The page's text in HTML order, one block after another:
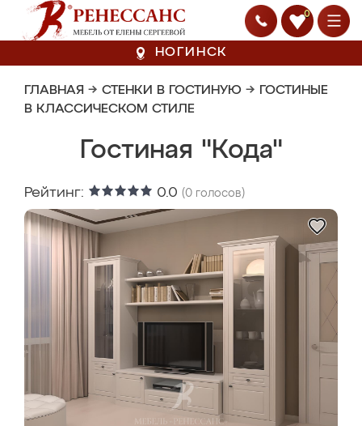
0
НОГИНСК
ГЛАВНАЯ → СТЕНКИ В ГОСТИНУЮ → ГОСТИНЫЕ
В КЛАССИЧЕСКОМ СТИЛЕ
Гостиная "Кода"
Рейтинг: 0.0 (0 голосов)